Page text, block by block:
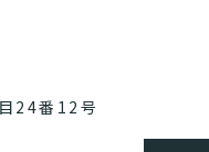
24番12号